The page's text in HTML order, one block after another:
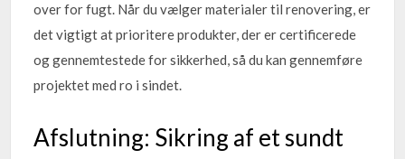
over for fugt. Når du vælger materialer til renovering, er
det vigtigt at prioritere produkter, der er certificerede
og gennemtestede for sikkerhed, så du kan gennemføre
projektet med ro i sindet.
Afslutning: Sikring af et sundt